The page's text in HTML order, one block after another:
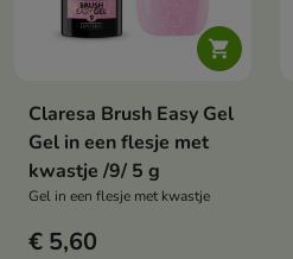

Claresa Brush Easy Gel
Gel in een flesje met
kwastje /9/ 5 g
Gel in een flesje met kwastje
€ 5,60